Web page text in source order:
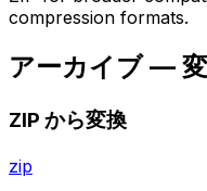
compression formats.
アーカイブ —
ZIP から変換
zip